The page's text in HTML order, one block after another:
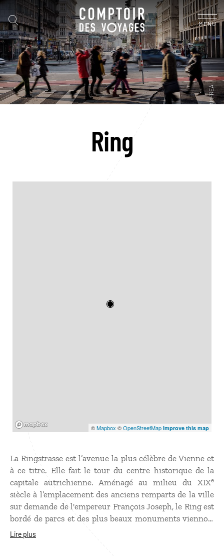
MENU
Ring
©Mapbox ©OpenStreetMap Improve this map
La Ringstrasse est l’avenue la plus célèbre de Vienne et
à ce titre. Elle fait le tour du centre historique de la
capitale autrichienne. Aménagé au milieu du XIXe
siècle à l’emplacement des anciens remparts de la ville
sur demande de l'empereur François Joseph, le Ring est
bordé de parcs et des plus beaux monuments viennois
comme l’Opéra, la Hofburg, le Parlement, l’Hôtel de
Lire plus